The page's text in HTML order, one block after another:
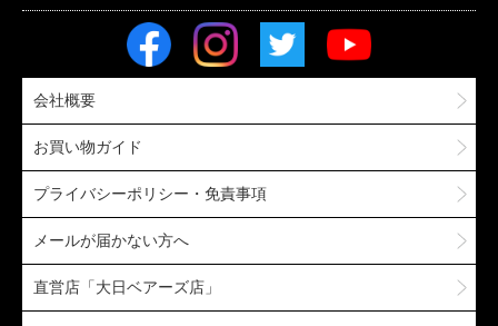
会社概要
お買い物ガイド
プライバシーポリシー・免責事項
メールが届かない方へ
直営店「大日ベアーズ店」